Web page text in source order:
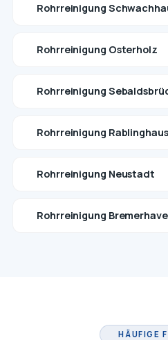
Rohrreinigung
Rohrreinigung Osterholz
Rohrreinigung
Rohrreinigung
Rohrreinigung Neustadt
Rohrreinigung
HÄUFIGE